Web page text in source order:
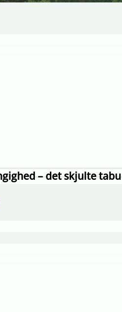
– det skjulte tabu